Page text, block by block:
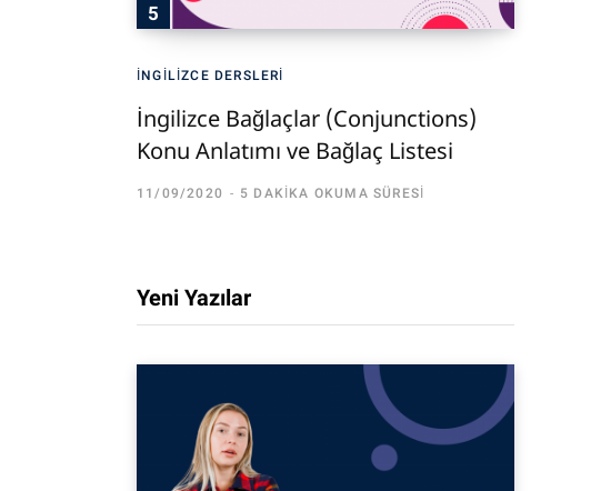
İNGILIZCE DERSLERI
İngilizce Bağlaçlar (Conjunctions)
Konu Anlatımı ve Bağlaç Listesi
11/09/2020 5 DAKIKA OKUMA SÜRESI
Yeni Yazılar